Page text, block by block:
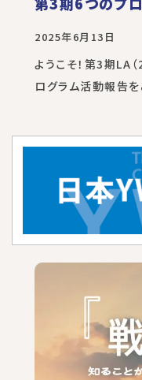
2025年6月13日
ようこそ！第3期LA
ログラム活動報告を